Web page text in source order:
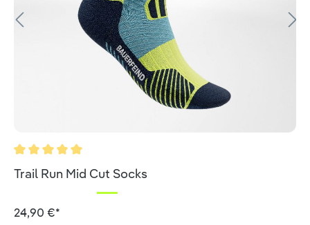
Durchschnittliche Bewertung von 5 von 5 Sternen
Trail Run Mid Cut Socks
24,90 €*